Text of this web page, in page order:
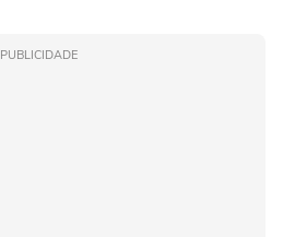
PUBLICIDADE